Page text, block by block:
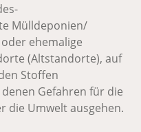
Mülldeponien/
ehemalige
(Altstandorte), auf
Stoffen
Gefahren für die
die Umwelt ausgehen.